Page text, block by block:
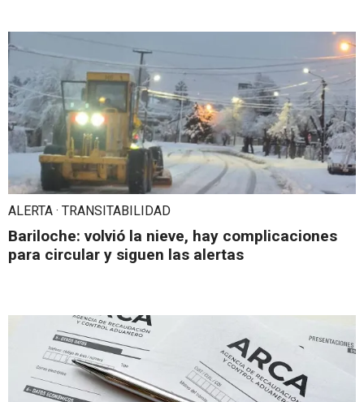
ALERTA · TRANSITABILIDAD
Bariloche: volvió la nieve, hay complicaciones
para circular y siguen las alertas